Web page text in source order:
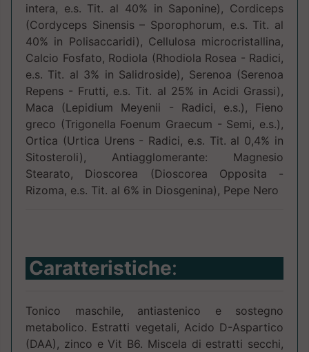
intera, e.s. Tit. al 40% in Saponine), Cordiceps
(Cordyceps Sinensis – Sporophorum, e.s. Tit. al
40% in Polisaccaridi), Cellulosa microcristallina,
Calcio Fosfato, Rodiola (Rhodiola Rosea - Radici,
e.s. Tit. al 3% in Salidroside), Serenoa (Serenoa
Repens - Frutti, e.s. Tit. al 25% in Acidi Grassi),
Maca (Lepidium Meyenii - Radici, e.s.), Fieno
greco (Trigonella Foenum Graecum - Semi, e.s.),
Ortica (Urtica Urens - Radici, e.s. Tit. al 0,4% in
Sitosteroli), Antiagglomerante: Magnesio
Stearato, Dioscorea (Dioscorea Opposita -
Rizoma, e.s. Tit. al 6% in Diosgenina), Pepe Nero
Caratteristiche:
Tonico maschile, antiastenico e sostegno
metabolico. Estratti vegetali, Acido D-Aspartico
(DAA), zinco e Vit B6. Miscela di estratti secchi,